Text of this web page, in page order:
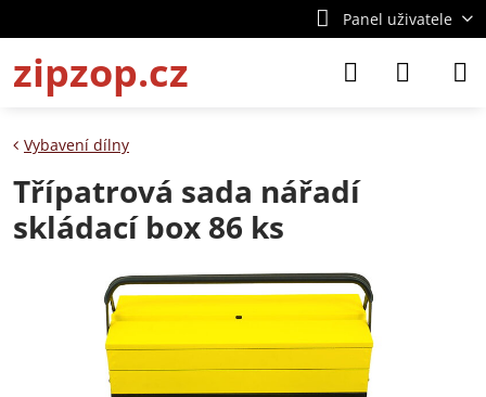
Panel uživatele
zipzop.cz
Vybavení dílny
Třípatrová sada nářadí
skládací box 86 ks